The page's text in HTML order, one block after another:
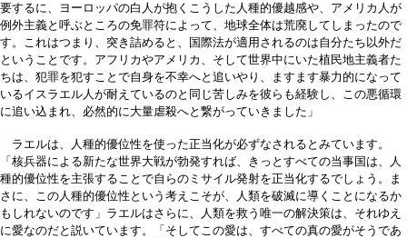
要するに、ヨーロッパの白人が抱くこうした人種的優越感や、アメリカ人が
例外主義と呼ぶところの免罪符によって、地球全体は荒廃してしまったので
す。これはつまり、突き詰めると、国際法が適用されるのは自分たち以外だ
ということです。アフリカやアメリカ、そして世界中にいた植民地主義者た
ちは、犯罪を犯すことで自身を不幸へと追いやり、ますます暴力的になって
いるイスラエル人が耐えているのと同じ苦しみを彼らも経験し、この悪循環
に追い込まれ、必然的に大量虐殺へと繋がっていきました」
ラエルは、人種的優位性を使った正当化が必ずなされるとみています。
「核兵器による新たな世界大戦が勃発すれば、きっとすべての当事国は、人
種的優位性を主張することで自らのミサイル発射を正当化するでしょう。ま
さに、この人種的優位性という考えこそが、人類を破滅に導くことになるか
もしれないのです」ラエルはさらに、人類を救う唯一の解決策は、それゆえ
に愛なのだと説いています。「そしてこの愛は、すべての真の愛がそうであ